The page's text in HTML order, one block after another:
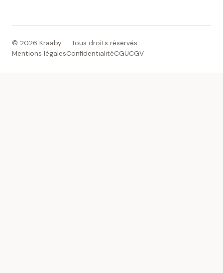
© 2026 Kraaby — Tous droits réservés
Mentions légalesConfidentialitéCGUCGV